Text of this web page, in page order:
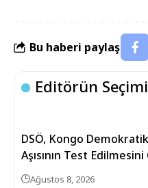
Bu haberi paylaş
Editörün Seçimi
DSÖ, Kongo
Aşısının Test
Ağustos 8, 2026